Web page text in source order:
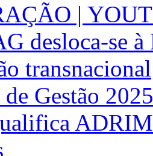
|
desloca-se
transnacional
Gestão 2025